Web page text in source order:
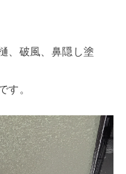
、破風、鼻隠し塗
す。